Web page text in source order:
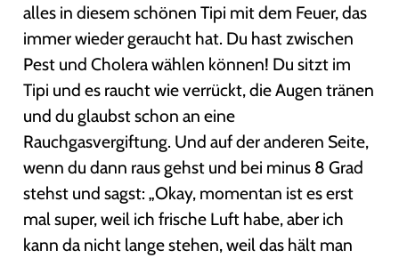
alles in diesem schönen Tipi mit dem Feuer, das
immer wieder geraucht hat. Du hast zwischen
Pest und Cholera wählen können! Du sitzt im
Tipi und es raucht wie verrückt, die Augen tränen
und du glaubst schon an eine
Rauchgasvergiftung. Und auf der anderen Seite,
wenn du dann raus gehst und bei minus 8 Grad
stehst und sagst: „Okay, momentan ist es erst
mal super, weil ich frische Luft habe, aber ich
kann da nicht lange stehen, weil das hält man